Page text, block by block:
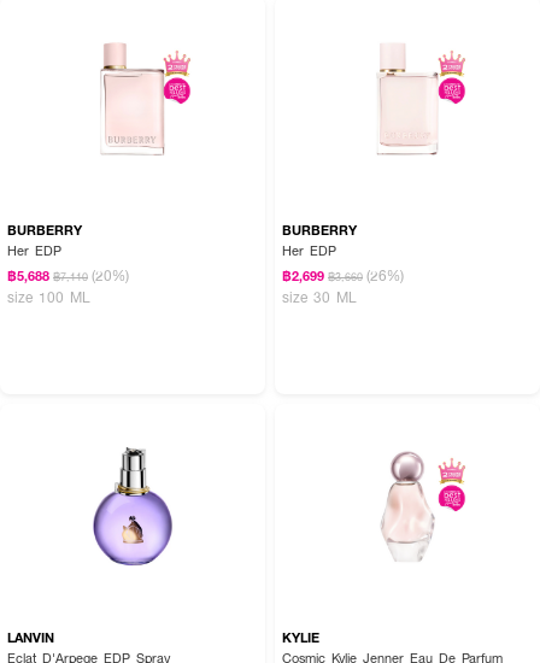
BURBERRY
Her EDP
฿5,688 ฿7,110 (20%)
size 100 ML
BURBERRY
Her EDP
฿2,699 ฿3,660 (26%)
size 30 ML
LANVIN
Eclat D'Arpege EDP Spray
KYLIE
Cosmic Kylie Jenner Eau De Parfum